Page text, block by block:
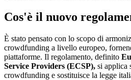
Cos'è il nuovo
È stato pensato con lo scopo di
crowdfunding a livello europeo,
piattaforme. Il regolamento, definito
Service Providers (ECSP), si applica
crowdfunding e sostituisce la legge